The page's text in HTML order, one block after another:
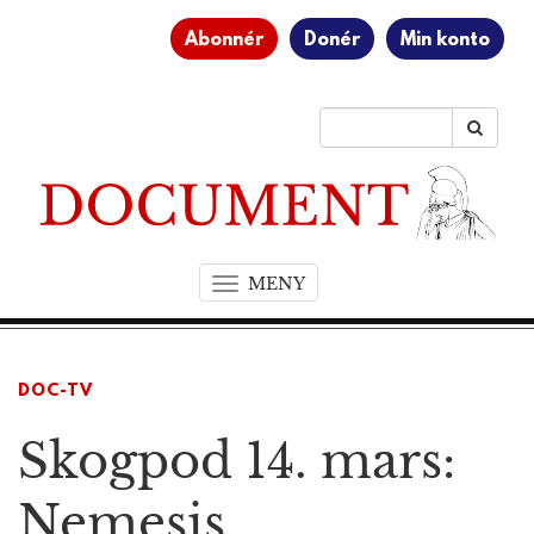
Abonnér Donér Min konto
MENYT
o
a
DOC-TV
Skogpod 14. mars: